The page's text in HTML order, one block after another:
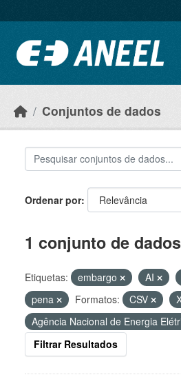
Conjuntos de dados
Ordenar por
1 conjunto de
Etiquetas: embargo AI
pena
Formatos: CSV
Agência Nacional de Energia
Filtrar Resultados